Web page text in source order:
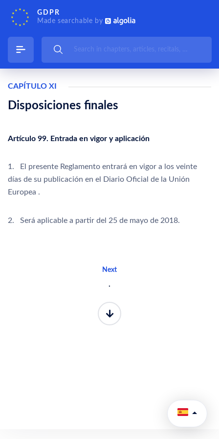
GDPR
Made searchable by
CAPÍTULO XI
Disposiciones finales
Artículo 99. Entrada en vigor y aplicación
1. El presente Reglamento entrará en vigor a los veinte
días de su publicación en el Diario Oficial de la Unión
Europea .
2. Será aplicable a partir del 25 de mayo de 2018.
Next
.